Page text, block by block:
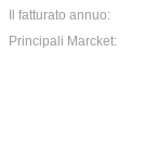
Il fatturato annuo:
Principali Marcket: